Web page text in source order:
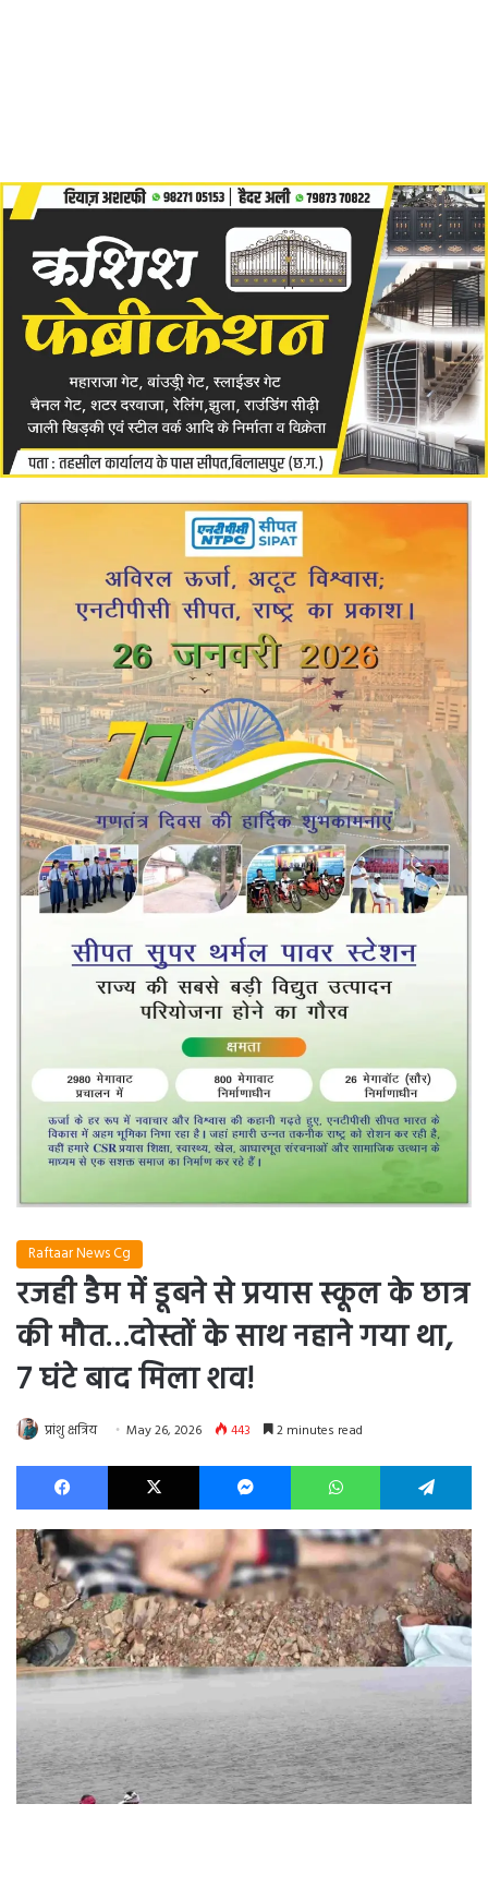
Raftaar News Cg
रजही डैम में डूबने से प्रयास स्कूल के छात्र
की मौत…दोस्तों के साथ नहाने गया था,
7 घंटे बाद मिला शव!
प्रांशु क्षत्रिय May 26, 2026 443 2 minutes read
Facebook X Messenger WhatsApp